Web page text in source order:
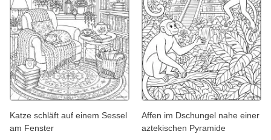
Katze schläft auf einem Sessel
am Fenster
Affen im Dschungel nahe einer
aztekischen Pyramide